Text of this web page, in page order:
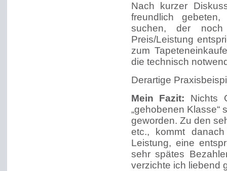
Nach kurzer
freundlich
suchen, der noch
Preis/Leistung
zum
die technisch
Derartige
Mein Fazit: Nichts
„gehobenen Klasse“
geworden. Zu den
etc., kommt
Leistung, eine
sehr spätes
verzichte ich liebend